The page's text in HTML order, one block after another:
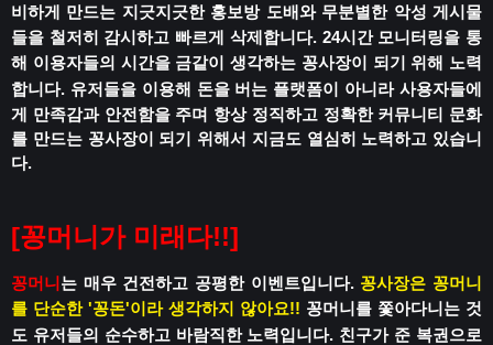
비하게 만드는 지긋지긋한 홍보방 도배와 무분별한 악성 게시물
들을 철저히 감시하고 빠르게 삭제합니다. 24시간 모니터링을 통
해 이용자들의 시간을 금같이 생각하는 꽁사장이 되기 위해 노력
합니다. 유저들을 이용해 돈을 버는 플랫폼이 아니라 사용자들에
게 만족감과 안전함을 주며 항상 정직하고 정확한 커뮤니티 문화
를 만드는 꽁사장이 되기 위해서 지금도 열심히 노력하고 있습니
다.
[꽁머니가 미래다!!]
꽁머니 는 매우 건전하고 공평한 이벤트입니다. 꽁사장은 꽁머니
를 단순한 '꽁돈'이라 생각하지 않아요!! 꽁머니를 쫓아다니는 것
도 유저들의 순수하고 바람직한 노력입니다. 친구가 준 복권으로